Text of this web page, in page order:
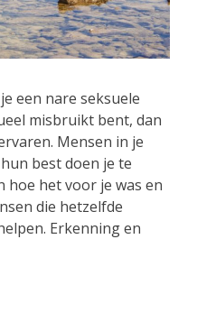
een nare seksuele
misbruikt bent, dan
Mensen in je
best doen je te
hoe het voor je was en
die hetzelfde
Erkenning en